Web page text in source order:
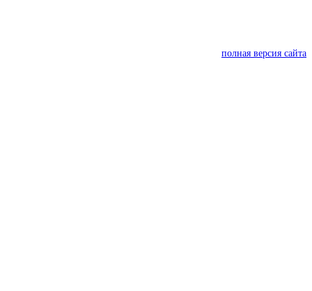
полная версия сайта